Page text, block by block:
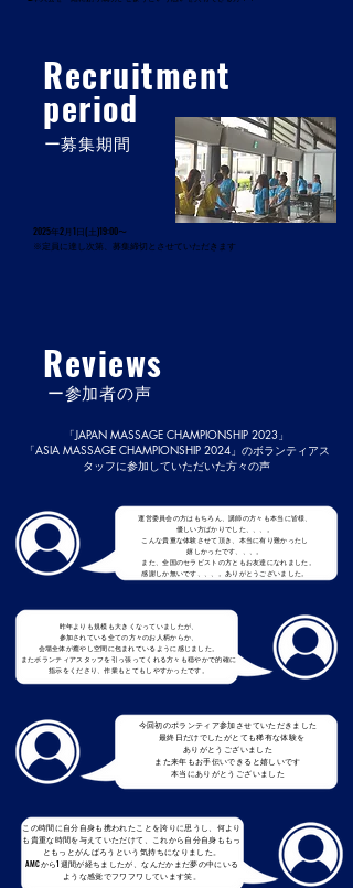
Recruitment
period
​ー募集期間
2025年2月1日(土)19:00〜
※定員に達し次第、募集締切とさせていただきます
Reviews
​ー参加者の声
「JAPAN MASSAGE CHAMPIONSHIP 2023」
​「ASIA MASSAGE CHAMPIONSHIP 2024」のボランティアス
タッフに参加していただいた方々の声
​運営委員会の方はもちろん、講師の方々も本当に皆様、
優しい方ばかりでした、、、。
こんな貴重な体験させて頂き、本当に有り難かったし
嬉しかったです、、、。
また、全国のセラピストの方ともお友達になれました。
感謝しか無いです、、、。ありがとうございました。
昨年よりも規模も大きくなっていましたが、
参加されている全ての方々のお人柄からか、
会場全体が癒やし空間に包まれているように感じました。
またボランティアスタッフを引っ張ってくれる方々も穏やかで的確に
指示をくださり、作業もとてもしやすかったです。
今回初のボランティア参加させていただきました
最終日だけでしたがとても稀有な体験を
ありがとうございました
また来年もお手伝いできると嬉しいです
本当にありがとうございました
この時間に自分自身も携われたことを誇りに思うし、何より
も貴重な時間を与えていただけて、これから自分自身ももっ
ともっとがんばろうという気持ちになりました。
AMCから1週間が経ちましたが、なんだかまだ夢の中にいる
ような感覚でフワフワしています笑。